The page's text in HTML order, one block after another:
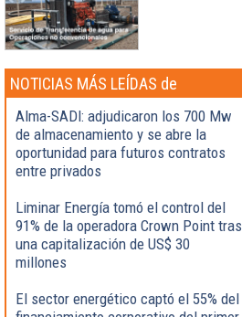
NOTICIAS MÁS LEÍDAS de
Actualidad
Alma-SADI: adjudicaron los 700 Mw
de almacenamiento y se abre la
oportunidad para futuros contratos
entre privados
Liminar Energía tomó el control del
91% de la operadora Crown Point tras
una capitalización de US$ 30
millones
El sector energético captó el 55% del